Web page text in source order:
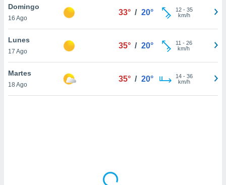
de que
sean
para
ni para
Domingo
16 Ago
33° / 20° 12- 35
km/h
Lunes
17 Ago
35° / 20° 11 - 26
km/h
Martes
18 Ago
35° / 20° 14- 36
km/h